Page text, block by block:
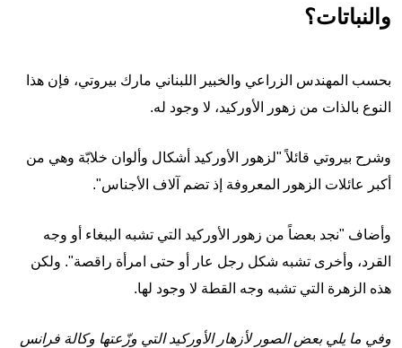
والنباتات؟
بحسب المهندس الزراعي والخبير اللبناني مارك بيروتي، فإن هذا
النوع بالذات من زهور الأوركيد، لا وجود له.
وشرح بيروتي قائلاً "لزهور الأوركيد أشكال وألوان خلابّة وهي من
أكبر عائلات الزهور المعروفة إذ تضم آلاف الأجناس".
وأضاف "نجد بعضاً من زهور الأوركيد التي تشبه الببغاء أو وجه
القرد، وأخرى تشبه شكل رجل عار أو حتى امرأة راقصة". ولكن
هذه الزهرة التي تشبه وجه القطة لا وجود لها.
وفي ما يلي بعض الصور لأزهار الأوركيد التي وزّعتها وكالة فرانس